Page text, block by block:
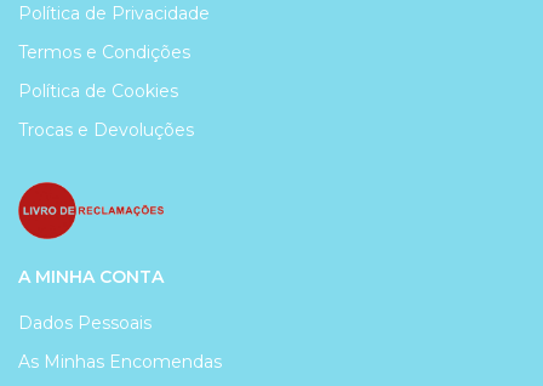
Política de Privacidade
Termos e Condições
Política de Cookies
Trocas e Devoluções
A MINHA CONTA
Dados Pessoais
As Minhas Encomendas